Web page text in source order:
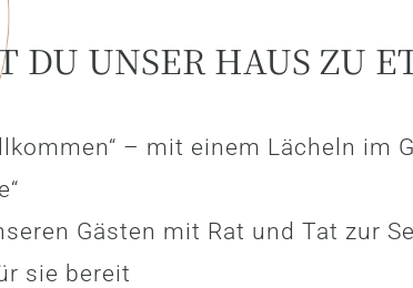
DU UNSER HAUS ZU
– mit einem Lächeln im
Gästen mit Rat und Tat zur
sie bereit